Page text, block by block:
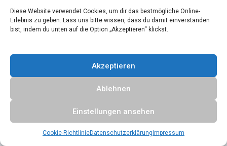
Diese Website verwendet Cookies, um dir das bestmögliche Online-
Erlebnis zu geben. Lass uns bitte wissen, dass du damit einverstanden
bist, indem du unten auf die Option „Akzeptieren“ klickst.
Akzeptieren
Ablehnen
Einstellungen ansehen
Cookie-RichtlinieDatenschutzerklärung Impressum
Suchen
Gipsbergwerk im Trinkwassergebiet? BN entsetzt über
Wasserschutz statt Gipsabbau: Zeller Stollen jetzt sichern!